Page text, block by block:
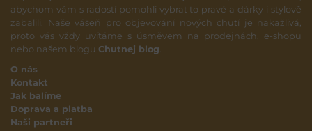
abychom vám s radostí pomohli vybrat to pravé a dárky i stylově
zabalili. Naše vášeň pro objevování nových chutí je nakažlivá,
proto vás vždy uvítáme s úsměvem na prodejnách, e-shopu
nebo našem blogu Chutnej blog.
O nás
Kontakt
Jak balíme
Doprava a platba
Naši partneři